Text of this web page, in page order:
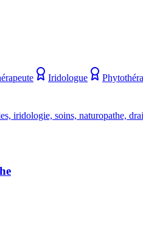
Iridologue
iridologie, soins, naturopathe,